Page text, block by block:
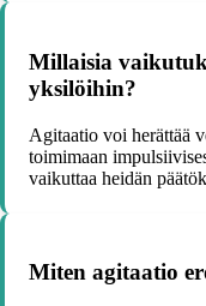
Millaisia
yksilöihin?
Agitaatio voi herättää
toimimaan
vaikuttaa heidän
Miten agitaatio